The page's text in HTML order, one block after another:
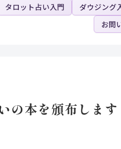
タロット占い入門 ダウジング
お問
の本を頒布します